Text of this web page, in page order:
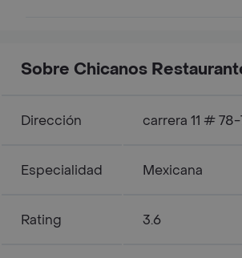
Sobre Chicanos
Dirección carrera 11 #
Especialidad Mexicana
Rating 3.6